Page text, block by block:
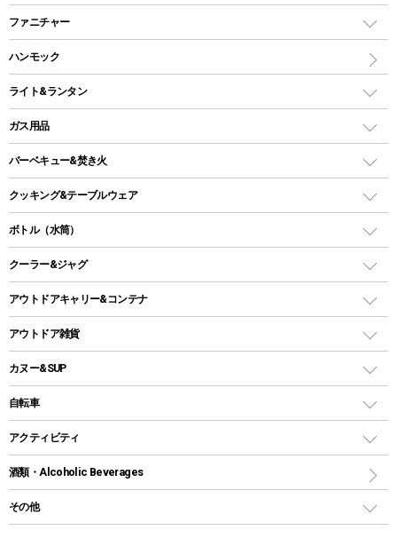
ツールームテント
ワンポールテント
シェルターテント
ロッジ型・オリジナルテント
タープ
スクエアタープ（レクタタープ）
メッシュタープ
自立式タープ
パラソル
テントアクセサリー
ペグ
グランドシート
ガイドロープ
ツール
インナーシュラフ
キャンピングベッド・コット
インフレータブルマット
ファニチャー
アウトドアテーブル
レジャーシート
ハンモック
ライト&ランタン
LEDランタン
ガスランタン
オイルランタン
LEDライト
ヘッドライト
キャンドル
ガス用品
ガスバーナー
ガス缶
ガストーチ、ライター
バーベキュー&焚き火
バーベキューコンロ、グリル
焚き火台タイプ（ロースタイル）グリル
卓上タイプグリル
パーティータイプグリル
鉄板、アミ
焚き火台&ストーブ
火起こし
バーベキューツール
クッキング&テーブルウェア
ダッチオーブン
ホットサンドメーカー
クッカーセット
シェラカップ
クッキングツール
ナイフ
カトラリー
ボトル（水筒）
ステンレスボトル
コップ付きタイプ
ワンタッチタイプ
プラスチックボトル
ディズニーボトル
クーラー&ジャグ
クーラーボックス
クーラーバッグ
ウォータージャグ
保冷剤
アウトドアキャリー&コンテナ
アウトドアキャリー
アウトドア雑貨
バックパック&バッグ
リュック、バックパック
トートバッグ、サコッシュ
ショッピングキャリー
その他アウトドア雑貨
カヌー&SUP
インフレータブル
カヤック
パドル
自転車
折りたたみ自転車
スポーツサイクル
シティサイクル
アクティビティ
マリン
ラッシュガード
酒類・Alcoholic Beverages
その他